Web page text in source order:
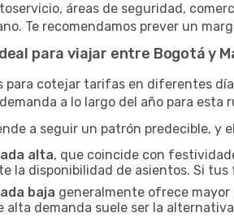
áreas de seguridad,
Te recomendamos prever un
para viajar entre Bogotá y
para cotejar tarifas en diferentes
a lo largo del año para
a seguir un patrón predecible, y
alta, que coincide con
la disponibilidad de asientos. Si
baja generalmente ofrece
alta demanda suele ser la